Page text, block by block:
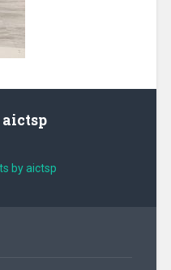
aictsp
by aictsp